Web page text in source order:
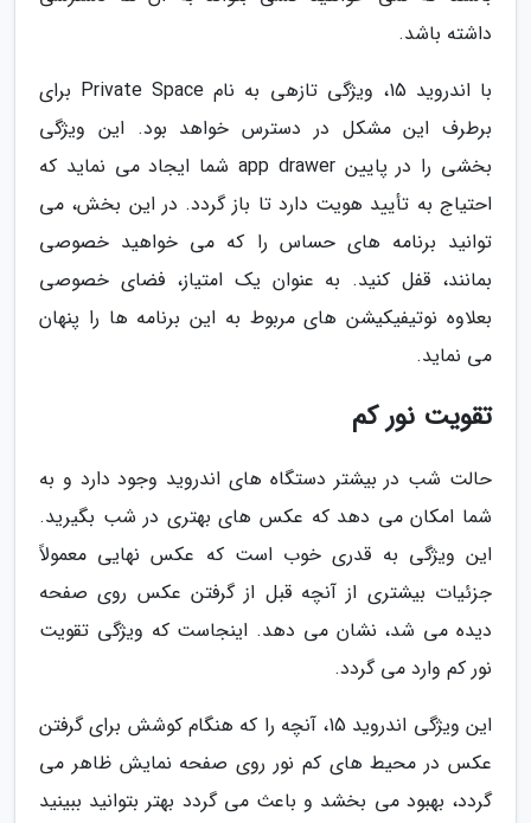
داشته باشد.
با اندروید 15، ویژگی تازهی به نام Private Space برای
برطرف این مشکل در دسترس خواهد بود. این ویژگی
بخشی را در پایین app drawer شما ایجاد می نماید که
احتیاج به تأیید هویت دارد تا باز گردد. در این بخش، می
توانید برنامه های حساس را که می خواهید خصوصی
بمانند، قفل کنید. به عنوان یک امتیاز، فضای خصوصی
بعلاوه نوتیفیکیشن های مربوط به این برنامه ها را پنهان
می نماید.
تقویت نور کم
حالت شب در بیشتر دستگاه های اندروید وجود دارد و به
شما امکان می دهد که عکس های بهتری در شب بگیرید.
این ویژگی به قدری خوب است که عکس نهایی معمولاً
جزئیات بیشتری از آنچه قبل از گرفتن عکس روی صفحه
دیده می شد، نشان می دهد. اینجاست که ویژگی تقویت
نور کم وارد می گردد.
این ویژگی اندروید 15، آنچه را که هنگام کوشش برای گرفتن
عکس در محیط های کم نور روی صفحه نمایش ظاهر می
گردد، بهبود می بخشد و باعث می گردد بهتر بتوانید ببینید